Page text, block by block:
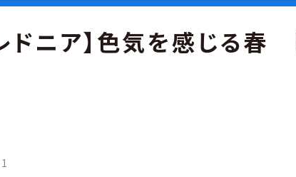
ドニア】色気を感じる